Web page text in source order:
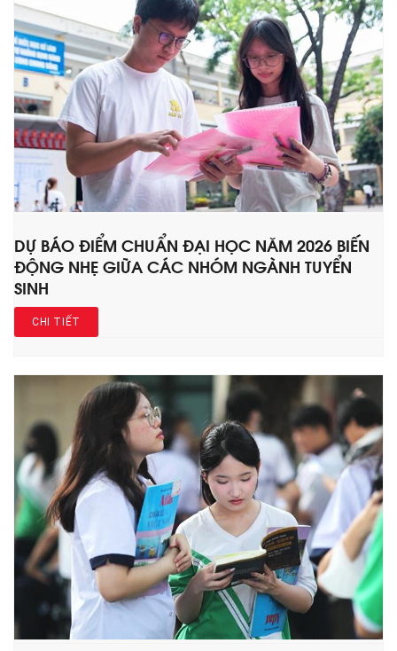
DỰ BÁO ĐIỂM CHUẨN ĐẠI HỌC NĂM 2026 BIẾN
ĐỘNG NHẸ GIỮA CÁC NHÓM NGÀNH TUYỂN
SINH
CHI TIẾT